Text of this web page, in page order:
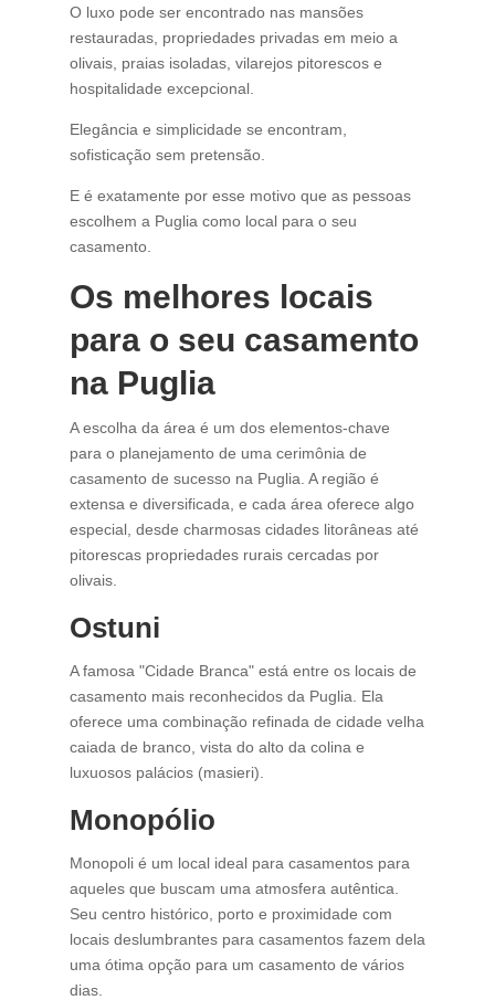
O luxo pode ser encontrado nas mansões
restauradas, propriedades privadas em meio a
olivais, praias isoladas, vilarejos pitorescos e
hospitalidade excepcional.
Elegância e simplicidade se encontram,
sofisticação sem pretensão.
E é exatamente por esse motivo que as pessoas
escolhem a Puglia como local para o seu
casamento.
Os melhores locais
para o seu casamento
na Puglia
A escolha da área é um dos elementos-chave
para o planejamento de uma cerimônia de
casamento de sucesso na Puglia. A região é
extensa e diversificada, e cada área oferece algo
especial, desde charmosas cidades litorâneas até
pitorescas propriedades rurais cercadas por
olivais.
Ostuni
A famosa "Cidade Branca" está entre os locais de
casamento mais reconhecidos da Puglia. Ela
oferece uma combinação refinada de cidade velha
caiada de branco, vista do alto da colina e
luxuosos palácios (masieri).
Monopólio
Monopoli é um local ideal para casamentos para
aqueles que buscam uma atmosfera autêntica.
Seu centro histórico, porto e proximidade com
locais deslumbrantes para casamentos fazem dela
uma ótima opção para um casamento de vários
dias.